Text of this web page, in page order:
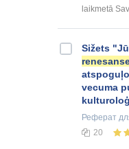
laikmetā
Sižets
vecuma
Реферат
20